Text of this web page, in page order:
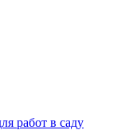
работ в саду